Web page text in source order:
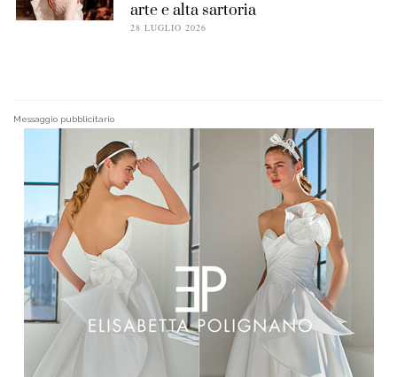
arte e alta sartoria
28 LUGLIO 2026
Messaggio pubblicitario